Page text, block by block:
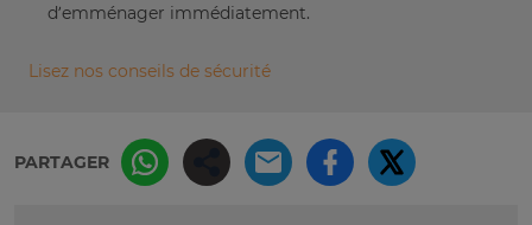
d’emménager immédiatement.
Lisez nos conseils de sécurité
PARTAGER